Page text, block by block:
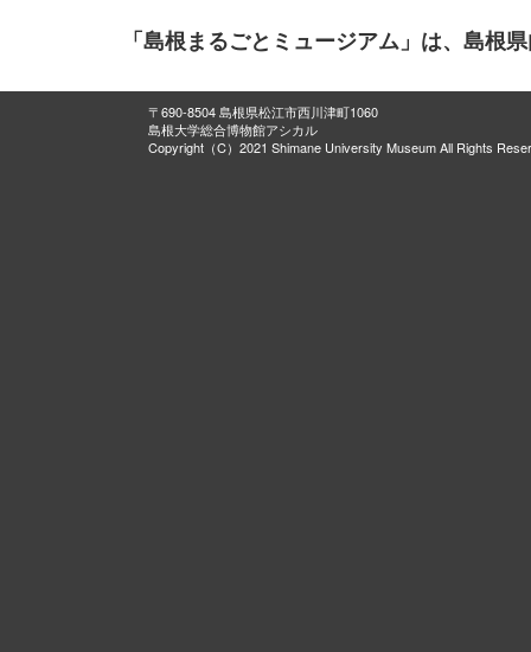
「島根まるごとミュージアム」は、島根
〒690-8504 島根県松江市西川津町1060
島根大学総合博物館アシカル
Copyright（C）2021 Shimane University Museum All Rights